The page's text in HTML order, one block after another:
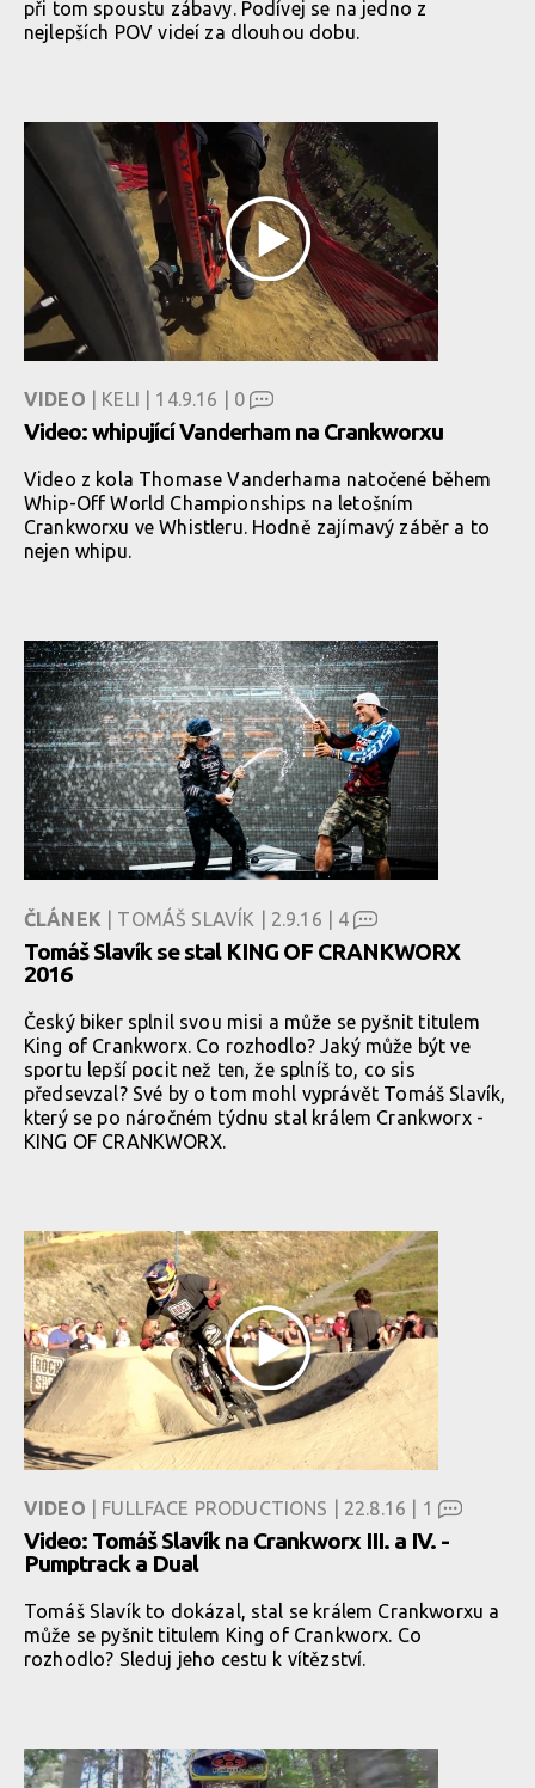
při tom spoustu zábavy. Podívej se na jedno z
nejlepších POV videí za dlouhou dobu.
VIDEO | KELI | 14.9.16 | 0
Video: whipující Vanderham na Crankworxu
Video z kola Thomase Vanderhama natočené během
Whip-Off World Championships na letošním
Crankworxu ve Whistleru. Hodně zajímavý záběr a to
nejen whipu.
ČLÁNEK | TOMÁŠ SLAVÍK | 2.9.16 | 4
Tomáš Slavík se stal KING OF CRANKWORX
2016
Český biker splnil svou misi a může se pyšnit titulem
King of Crankworx. Co rozhodlo? Jaký může být ve
sportu lepší pocit než ten, že splníš to, co sis
předsevzal? Své by o tom mohl vyprávět Tomáš Slavík,
který se po náročném týdnu stal králem Crankworx -
KING OF CRANKWORX.
VIDEO | FULLFACE PRODUCTIONS | 22.8.16 | 1
Video: Tomáš Slavík na Crankworx III. a IV. -
Pumptrack a Dual
Tomáš Slavík to dokázal, stal se králem Crankworxu a
může se pyšnit titulem King of Crankworx. Co
rozhodlo? Sleduj jeho cestu k vítězství.